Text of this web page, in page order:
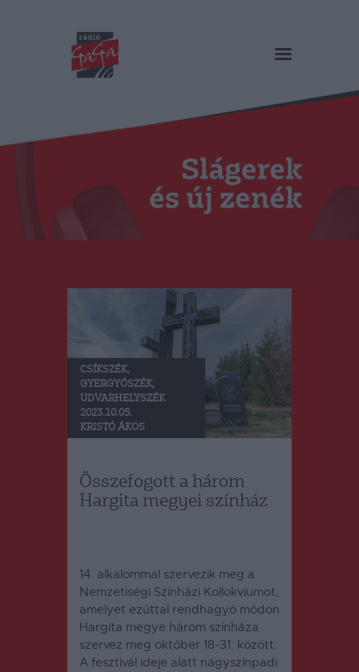
RÁDIÓ GAGA
Műsorok
Duma Duba
Podcast és videók
Stáb
CSÍKSZÉK,
GYERGYÓSZÉK,
UDVARHELYSZÉK
2023.10.05.
KRISTÓ ÁKOS
Összefogott a három
Hargita megyei színház
14. alkalommal szervezik meg a
Nemzetiségi Színházi Kollokviumot,
amelyet ezúttal rendhagyó módon
Hargita megye három színháza
szervez meg október 18-31. között.
A fesztivál ideje alatt nagyszínpadi